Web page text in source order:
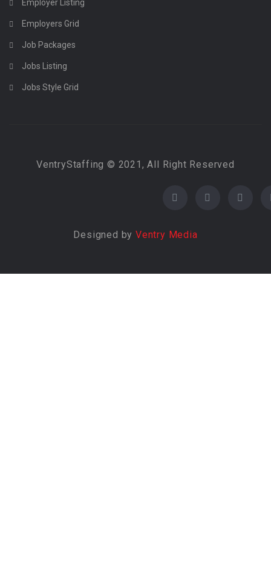
Employer Listing
Employers Grid
Job Packages
Jobs Listing
Jobs Style Grid
VentryStaffing © 2021, All Right Reserved
Designed by Ventry Media